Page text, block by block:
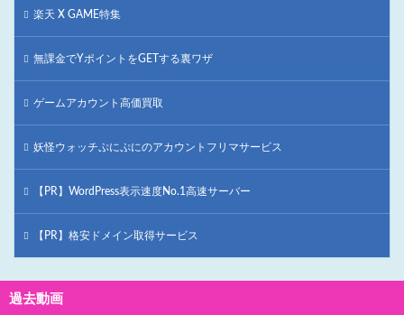
楽天 X GAME特集
無課金でYポイントをGETする裏ワザ
ゲームアカウント高価買取
妖怪ウォッチぷにぷにのアカウントフリマサービス
【PR】WordPress表示速度No.1高速サーバー
【PR】格安ドメイン取得サービス
過去動画